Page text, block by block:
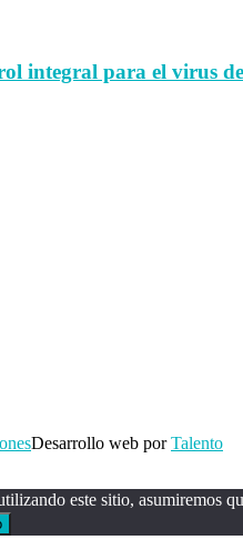
integral para el virus
Desarrollo web porTalento
este sitio, asumiremos